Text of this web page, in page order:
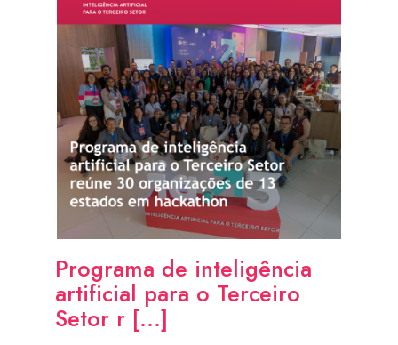
Programa de inteligência
artificial para o Terceiro
Setor r [...]